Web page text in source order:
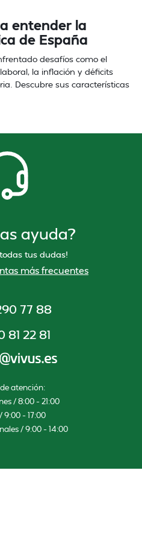
entender la
de España
desafíos como el
la inflación y déficits
Descubre sus características
ayuda?
tus dudas!
más frecuentes
77 88
81 22 81
atención:
/ 8:00 – 21:00
9:00 – 17:00
/ 9:00 – 14:00